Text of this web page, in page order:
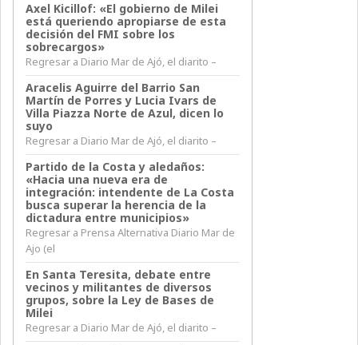
Axel Kicillof: «El gobierno de Milei
está queriendo apropiarse de esta
decisión del FMI sobre los
sobrecargos»
Regresar a Diario Mar de Ajó, el diarito –
Aracelis Aguirre del Barrio San
Martín de Porres y Lucia Ivars de
Villa Piazza Norte de Azul, dicen lo
suyo
Regresar a Diario Mar de Ajó, el diarito –
Partido de la Costa y aledaños:
«Hacia una nueva era de
integración: intendente de La Costa
busca superar la herencia de la
dictadura entre municipios»
Regresar a Prensa Alternativa Diario Mar de
Ajo (el
En Santa Teresita, debate entre
vecinos y militantes de diversos
grupos, sobre la Ley de Bases de
Milei
Regresar a Diario Mar de Ajó, el diarito –